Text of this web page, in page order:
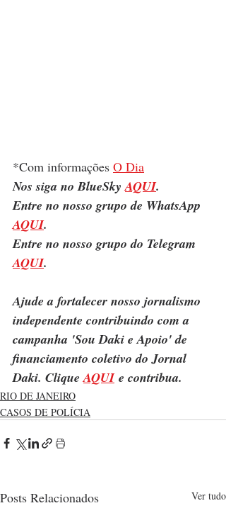
*Com informações O Dia
Nos siga no BlueSky AQUI.
Entre no nosso grupo de WhatsApp
AQUI.
Entre no nosso grupo do Telegram
AQUI.
Ajude a fortalecer nosso jornalismo
independente contribuindo com a
campanha 'Sou Daki e Apoio' de
financiamento coletivo do Jornal
Daki. Clique AQUI e contribua.
RIO DE JANEIRO
CASOS DE POLÍCIA
Posts Relacionados Ver tudo